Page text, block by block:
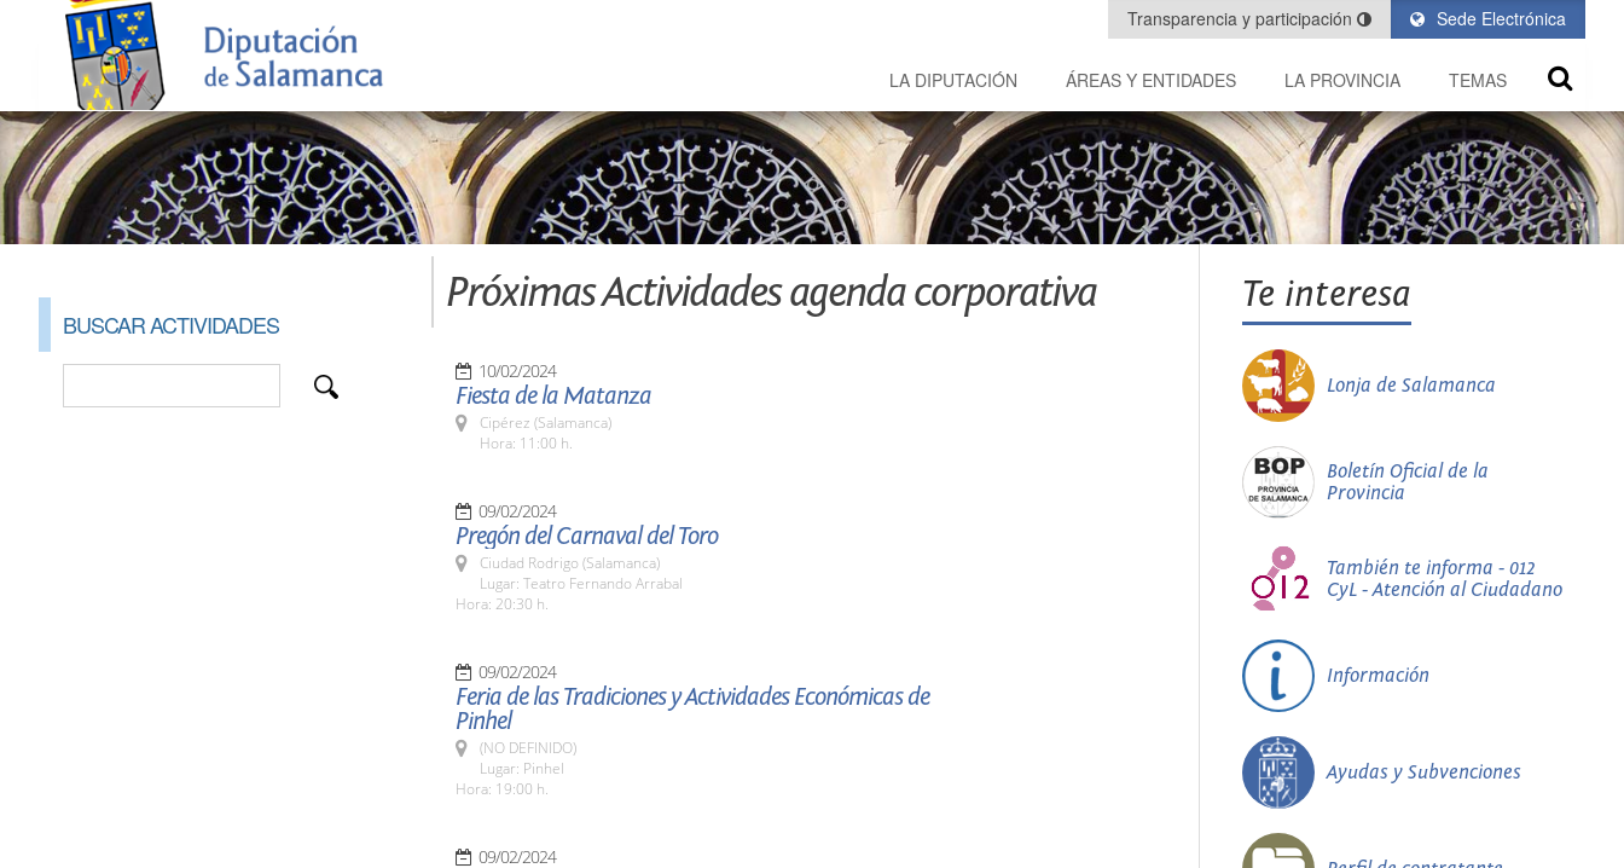
Sede Electrónica
Transparencia y participación
LA DIPUTACIÓN ÁREAS Y ENTIDADES LA PROVINCIA TEMAS
BUSCAR ACTIVIDADES
Próximas Actividades agenda corporativa
10/02/2024
Fiesta de la Matanza
Cipérez (Salamanca)
Hora: 11:00 h.
09/02/2024
Pregón del Carnaval del Toro
Ciudad Rodrigo (Salamanca)
Lugar: Teatro Fernando Arrabal
Hora: 20:30 h.
09/02/2024
Feria de las Tradiciones y Actividades Económicas de
Pinhel
(NO DEFINIDO)
Lugar: Pinhel
Hora: 19:00 h.
09/02/2024
Te interesa
Lonja de Salamanca
Boletín Oficial de la
Provincia
También te informa - 012
CyL - Atención al Ciudadano
Información
Ayudas y Subvenciones